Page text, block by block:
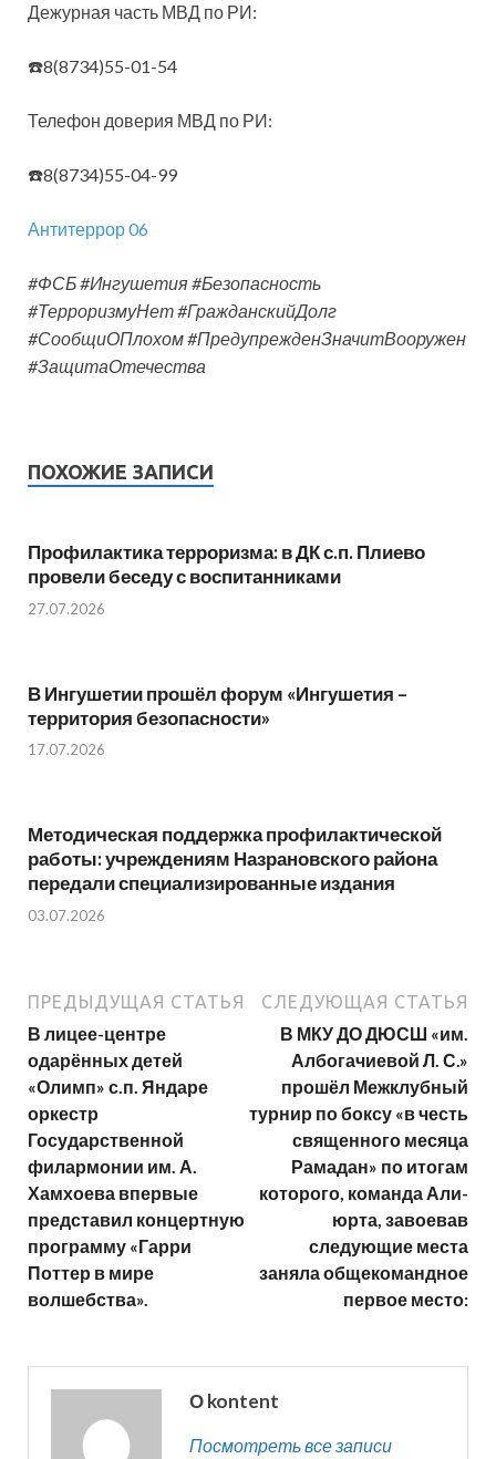
Дежурная часть МВД по РИ:
☎️8(8734)55-01-54
Телефон доверия МВД по РИ:
☎️8(8734)55-04-99
Антитеррор 06
#ФСБ #Ингушетия #Безопасность
#ТерроризмуНет #ГражданскийДолг
#СообщиОПлохом #ПредупрежденЗначитВооружен
#ЗащитаОтечества
ПОХОЖИЕ ЗАПИСИ
Профилактика терроризма: в ДК с.п. Плиево
провели беседу с воспитанниками
27.07.2026
В Ингушетии прошёл форум «Ингушетия –
территория безопасности»
17.07.2026
Методическая поддержка профилактической
работы: учреждениям Назрановского района
передали специализированные издания
03.07.2026
ПРЕДЫДУЩАЯ СТАТЬЯ
В лицее-центре
одарённых детей
«Олимп» с.п. Яндаре
оркестр
Государственной
филармонии им. А.
Хамхоева впервые
представил концертную
программу «Гарри
Поттер в мире
волшебства».
СЛЕДУЮЩАЯ СТАТЬЯ
В МКУ ДО ДЮСШ «им.
Албогачиевой Л. С.»
прошёл Межклубный
турнир по боксу «в честь
священного месяца
Рамадан» по итогам
которого, команда Али-
юрта, завоевав
следующие места
заняла общекомандное
первое место:
О kontent
Посмотреть все записи